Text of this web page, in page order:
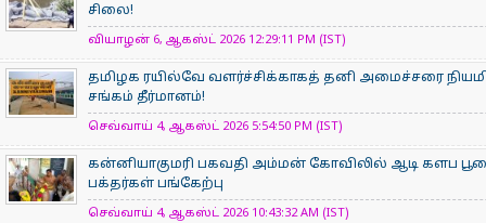
சிலை!
வியாழன் 6, ஆகஸ்ட் 2026 12:29:11 PM (IST)
தமிழக ரயில்வே வளர்ச்சிக்காகத் தனி அமைச்சரை
சங்கம் தீர்மானம்!
செவ்வாய் 4, ஆகஸ்ட் 2026 5:54:50 PM (IST)
கன்னியாகுமரி பகவதி அம்மன் கோவிலில் ஆடி களப
பக்தர்கள் பங்கேற்பு
செவ்வாய் 4, ஆகஸ்ட் 2026 10:43:32 AM (IST)